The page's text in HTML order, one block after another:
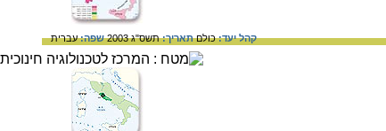
קהל יעד:כולםתאריך:תשס"ג 2003 שפה:עברית